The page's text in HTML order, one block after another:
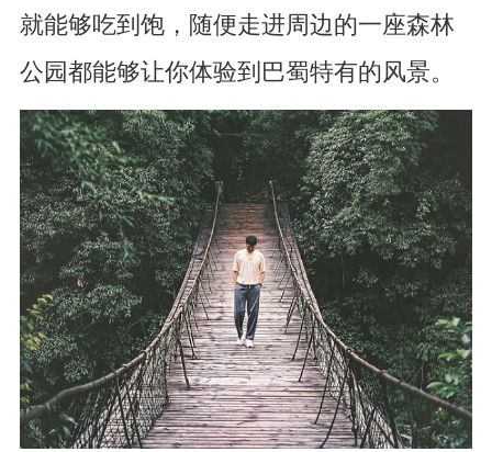
就能够吃到饱，随便走进周边的一座森林
公园都能够让你体验到巴蜀特有的风景。